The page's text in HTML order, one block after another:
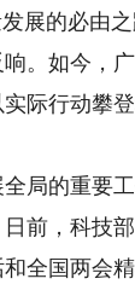
展的必由
。如今，
际行动攀
的重要
前，科技
全国两会精